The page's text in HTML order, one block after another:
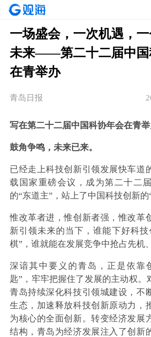
一场盛会，一次机遇，
未来——第二十二届中国
在青举办
青岛日报
写在第二十二届中国科协年会在青
鼓角争鸣，未来已来。
已经走上科技创新引领发展快车道
载国家重磅会议，成为第二十二
的“东道主”，站上了中国科技创新的
惟改革者进，惟创新者强，惟改革
新引领未来的当下，谁能下好科
棋”，谁就能在发展竞争中抢占先机
深谙其中要义的青岛，正是依靠
匙”，牢牢把握住了发展的主动权。
青岛持续深化科技引领城建设，不
生态，加速释放科技创新原动力，
为核心的全面创新。转变经济发展
结构，青岛为经济发展注入了创新